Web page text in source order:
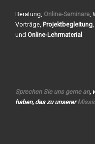
Beratung, Online-Seminare,
Vorträge, Projektbegleitung
und Online-Lehrmaterial
Sprechen Sie uns gerne an,
haben, das zu unserer